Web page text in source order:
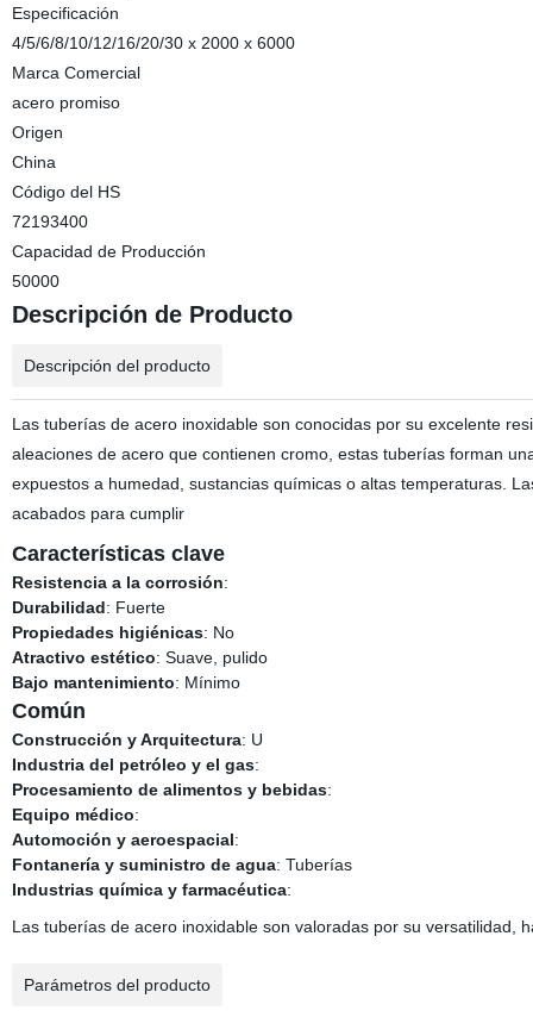
Especificación
4/5/6/8/10/12/16/20/30 x 2000 x 6000
Marca Comercial
acero promiso
Origen
China
Código del HS
72193400
Capacidad de Producción
50000
Descripción de Producto
Descripción del producto
Las tuberías de acero inoxidable son conocidas por su excelente
aleaciones de acero que contienen cromo, estas tuberías forman
expuestos a humedad, sustancias químicas o altas temperaturas.
acabados para cumplir
Características clave
Resistencia a la corrosión:
Durabilidad: Fuerte
Propiedades higiénicas: No
Atractivo estético: Suave, pulido
Bajo mantenimiento: Mínimo
Común
Construcción y Arquitectura: U
Industria del petróleo y el gas:
Procesamiento de alimentos y bebidas:
Equipo médico:
Automoción y aeroespacial:
Fontanería y suministro de agua: Tuberías
Industrias química y farmacéutica:
Las tuberías de acero inoxidable son valoradas por su versatilidad,
Parámetros del producto